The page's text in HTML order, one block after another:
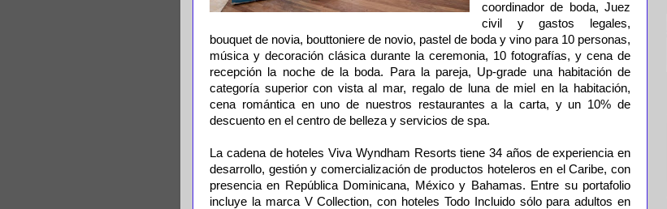
coordinador de boda, Juez
civil y gastos legales,
bouquet de novia, bouttoniere de novio, pastel de boda y vino para 10 personas,
música y decoración clásica durante la ceremonia, 10 fotografías, y cena de
recepción la noche de la boda. Para la pareja, Up-grade una habitación de
categoría superior con vista al mar, regalo de luna de miel en la habitación,
cena romántica en uno de nuestros restaurantes a la carta, y un 10% de
descuento en el centro de belleza y servicios de spa.
La cadena de hoteles Viva Wyndham Resorts tiene 34 años de experiencia en
desarrollo, gestión y comercialización de productos hoteleros en el Caribe, con
presencia en República Dominicana, México y Bahamas. Entre su portafolio
incluye la marca V Collection, con hoteles Todo Incluido sólo para adultos en